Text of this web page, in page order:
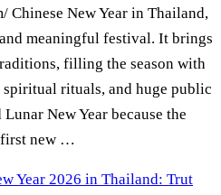
Chinese New Year in Thailand,
meaningful festival. It brings
filling the season with
rituals, and huge public
New Year because the
first new …
Year 2026 in Thailand: Trut